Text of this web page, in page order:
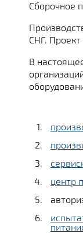
Сборочное
СНГ. Проект
В
центр